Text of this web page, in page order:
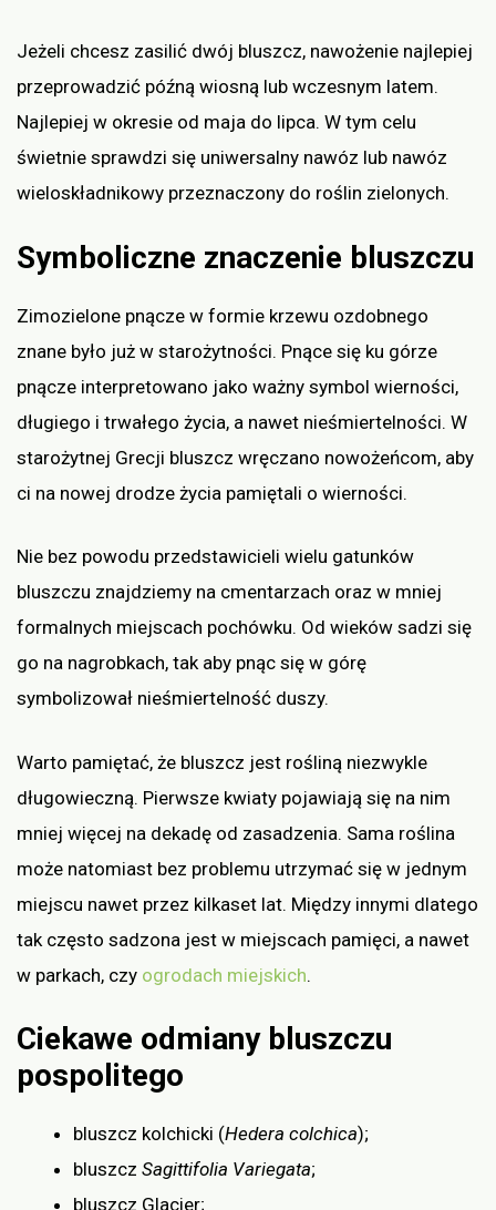
Jeżeli chcesz zasilić dwój bluszcz, nawożenie najlepiej
przeprowadzić późną wiosną lub wczesnym latem.
Najlepiej w okresie od maja do lipca. W tym celu
świetnie sprawdzi się uniwersalny nawóz lub nawóz
wieloskładnikowy przeznaczony do roślin zielonych.
Symboliczne znaczenie bluszczu
Zimozielone pnącze w formie krzewu ozdobnego
znane było już w starożytności. Pnące się ku górze
pnącze interpretowano jako ważny symbol wierności,
długiego i trwałego życia, a nawet nieśmiertelności. W
starożytnej Grecji bluszcz wręczano nowożeńcom, aby
ci na nowej drodze życia pamiętali o wierności.
Nie bez powodu przedstawicieli wielu gatunków
bluszczu znajdziemy na cmentarzach oraz w mniej
formalnych miejscach pochówku. Od wieków sadzi się
go na nagrobkach, tak aby pnąc się w górę
symbolizował nieśmiertelność duszy.
Warto pamiętać, że bluszcz jest rośliną niezwykle
długowieczną. Pierwsze kwiaty pojawiają się na nim
mniej więcej na dekadę od zasadzenia. Sama roślina
może natomiast bez problemu utrzymać się w jednym
miejscu nawet przez kilkaset lat. Między innymi dlatego
tak często sadzona jest w miejscach pamięci, a nawet
w parkach, czy ogrodach miejskich.
Ciekawe odmiany bluszczu
pospolitego
bluszcz kolchicki (Hedera colchica);
bluszcz Sagittifolia Variegata;
bluszcz Glacier;